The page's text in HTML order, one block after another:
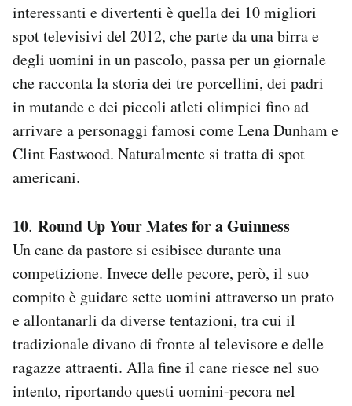
AREA PERSONALE
Area Personale
Newsletter
Notifiche mobile
Regala il Post
interessanti e divertenti è quella dei 10 migliori
spot televisivi del 2012, che parte da una birra e
degli uomini in un pascolo, passa per un giornale
che racconta la storia dei tre porcellini, dei padri
in mutande e dei piccoli atleti olimpici fino ad
arrivare a personaggi famosi come Lena Dunham e
Clint Eastwood. Naturalmente si tratta di spot
americani.
10. Round Up Your Mates for a Guinness
Un cane da pastore si esibisce durante una
competizione. Invece delle pecore, però, il suo
compito è guidare sette uomini attraverso un prato
e allontanarli da diverse tentazioni, tra cui il
tradizionale divano di fronte al televisore e delle
ragazze attraenti. Alla fine il cane riesce nel suo
intento, riportando questi uomini-pecora nel